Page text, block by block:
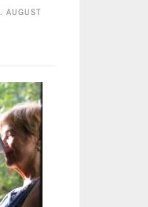
AUGUST